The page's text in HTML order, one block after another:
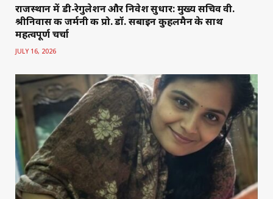
राजस्थान में डी-रेगुलेशन और निवेश सुधार: मुख्य सचिव वी.
श्रीनिवास की जर्मनी की प्रो. डॉ. सबाइन कुहलमैन के साथ
महत्वपूर्ण चर्चा
JULY 16, 2026